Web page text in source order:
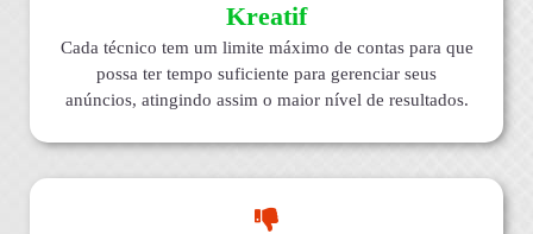
Kreatif
Cada técnico tem um limite máximo de contas para que
possa ter tempo suficiente para gerenciar seus
anúncios, atingindo assim o maior nível de resultados.